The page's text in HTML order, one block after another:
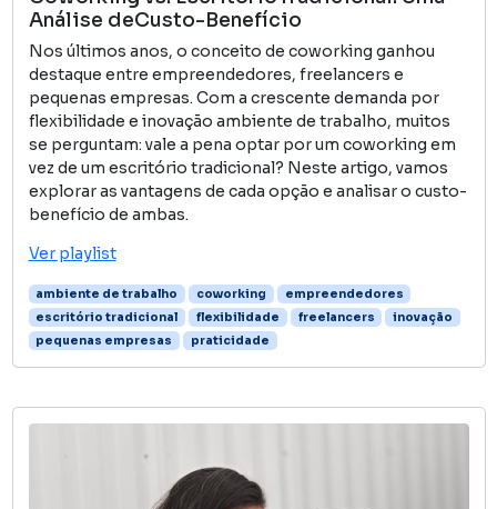
Análise deCusto-Benefício
Nos últimos anos, o conceito de coworking ganhou
destaque entre empreendedores, freelancers e
pequenas empresas. Com a crescente demanda por
flexibilidade e inovação ambiente de trabalho, muitos
se perguntam: vale a pena optar por um coworking em
vez de um escritório tradicional? Neste artigo, vamos
explorar as vantagens de cada opção e analisar o custo-
benefício de ambas.
Ver playlist
ambiente de trabalho coworking
empreendedores
escritório tradicional
flexibilidade freelancers
inovação
pequenas empresas
praticidade